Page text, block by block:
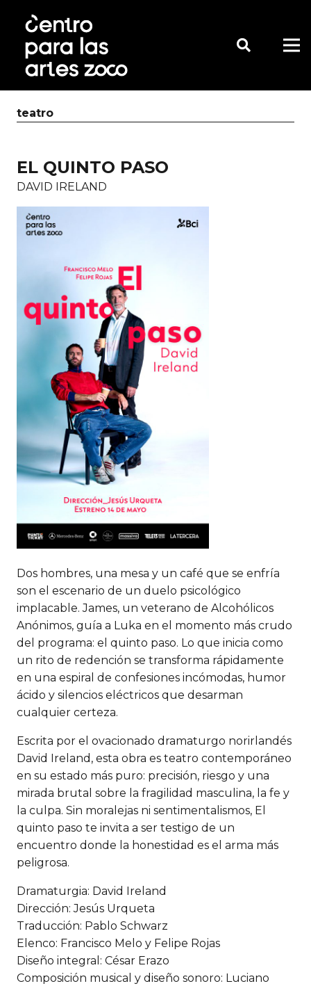
teatro
EL QUINTO PASO
DAVID IRELAND
Dos hombres, una mesa y un café que se enfría
son el escenario de un duelo psicológico
implacable. James, un veterano de Alcohólicos
Anónimos, guía a Luka en el momento más crudo
del programa: el quinto paso. Lo que inicia como
un rito de redención se transforma rápidamente
en una espiral de confesiones incómodas, humor
ácido y silencios eléctricos que desarman
cualquier certeza.
Escrita por el ovacionado dramaturgo norirlandés
David Ireland, esta obra es teatro contemporáneo
en su estado más puro: precisión, riesgo y una
mirada brutal sobre la fragilidad masculina, la fe y
la culpa. Sin moralejas ni sentimentalismos, El
quinto paso te invita a ser testigo de un
encuentro donde la honestidad es el arma más
peligrosa.
Dramaturgia: David Ireland
Dirección: Jesús Urqueta
Traducción: Pablo Schwarz
Elenco: Francisco Melo y Felipe Rojas
Diseño integral: César Erazo
Composición musical y diseño sonoro: Luciano